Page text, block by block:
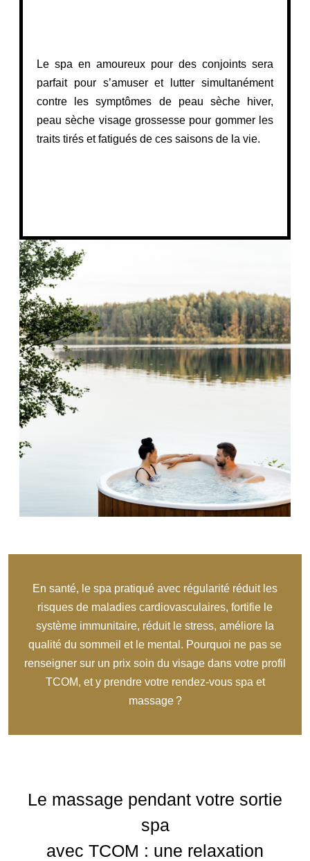
Le spa en amoureux pour des conjoints sera
parfait pour s’amuser et lutter simultanément
contre les symptômes de peau sèche hiver,
peau sèche visage grossesse pour gommer les
traits tirés et fatigués de ces saisons de la vie.
En santé, le spa pratiqué avec régularité réduit les
risques de maladies cardiovasculaires, fortifie le
système immunitaire, réduit le stress, améliore la
qualité du sommeil et le mental. Pourquoi ne pas se
renseigner sur un prix soin du visage dans votre profil
TCOM, et y prendre votre rendez-vous spa et
massage ?
Le massage pendant votre sortie
spa
avec TCOM : une relaxation